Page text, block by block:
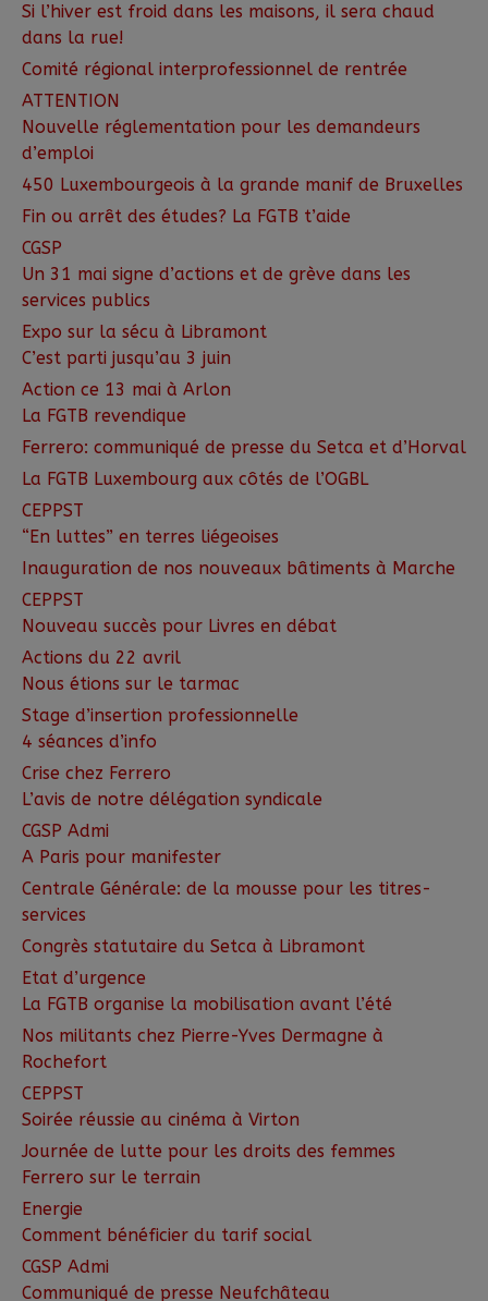
Si l’hiver est froid dans les maisons, il sera chaud
dans la rue!
Comité régional interprofessionnel de rentrée
ATTENTION
Nouvelle réglementation pour les demandeurs
d’emploi
450 Luxembourgeois à la grande manif de Bruxelles
Fin ou arrêt des études? La FGTB t’aide
CGSP
Un 31 mai signe d’actions et de grève dans les
services publics
Expo sur la sécu à Libramont
C’est parti jusqu’au 3 juin
Action ce 13 mai à Arlon
La FGTB revendique
Ferrero: communiqué de presse du Setca et d’Horval
La FGTB Luxembourg aux côtés de l’OGBL
CEPPST
“En luttes” en terres liégeoises
Inauguration de nos nouveaux bâtiments à Marche
CEPPST
Nouveau succès pour Livres en débat
Actions du 22 avril
Nous étions sur le tarmac
Stage d’insertion professionnelle
4 séances d’info
Crise chez Ferrero
L’avis de notre délégation syndicale
CGSP Admi
A Paris pour manifester
Centrale Générale: de la mousse pour les titres-
services
Congrès statutaire du Setca à Libramont
Etat d’urgence
La FGTB organise la mobilisation avant l’été
Nos militants chez Pierre-Yves Dermagne à
Rochefort
CEPPST
Soirée réussie au cinéma à Virton
Journée de lutte pour les droits des femmes
Ferrero sur le terrain
Energie
Comment bénéficier du tarif social
CGSP Admi
Communiqué de presse Neufchâteau